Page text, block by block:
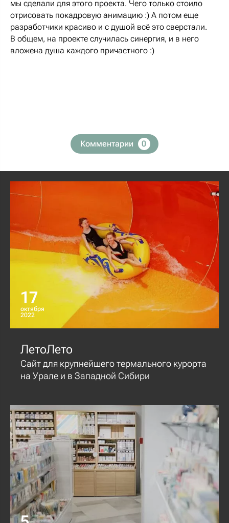
мы сделали для этого проекта. Чего только стоило
отрисовать покадровую анимацию :) А потом еще
разработчики красиво и с душой всё это сверстали.
В общем, на проекте случилась синергия, и в него
вложена душа каждого причастного :)
Комментарии 0
17
октября
2022
ЛетоЛето
Сайт для крупнейшего термального курорта
на Урале и в Западной Сибири